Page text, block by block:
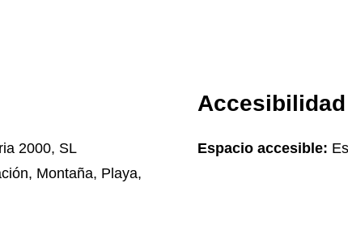
2000, SL
Montaña, Playa,
Accesibilidad
Espacio accesible: